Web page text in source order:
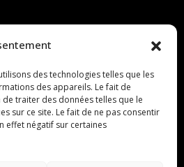
des technologies telles que les
des appareils. Le fait de
traiter des données telles que le
sur ce site. Le fait de ne pas consentir
effet négatif sur certaines